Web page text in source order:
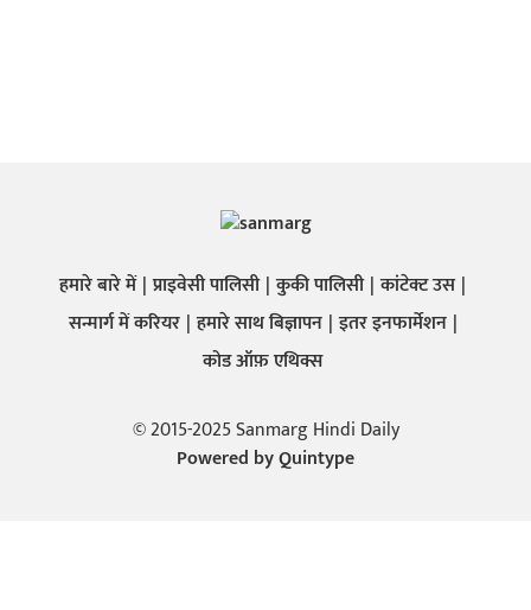
हमारे बारे में प्राइवेसी पालिसी कुकी पालिसी कांटेक्ट उस
सन्मार्ग में करियर हमारे साथ बिज्ञापन इतर इनफार्मेशन
कोड ऑफ़ एथिक्स
© 2015-2025 Sanmarg Hindi Daily
Powered byQuintype